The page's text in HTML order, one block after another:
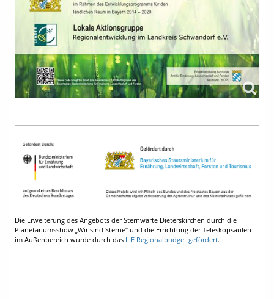
Die Erweiterung des Angebots der Sternwarte Dieterskirchen durch die
Planetariumsshow „Wir sind Sterne“ und die Errichtung der Teleskopsäulen
im Außenbereich wurde durch das ILE Regionalbudget gefördert.